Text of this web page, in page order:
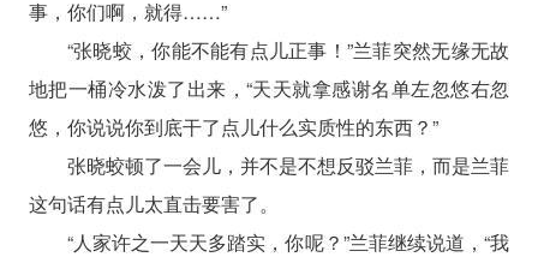
事，你们啊，就得……”
“张晓蛟，你能不能有点儿正事！”兰菲突然无缘无故
地把一桶冷水泼了出来，“天天就拿感谢名单左忽悠右忽
悠，你说说你到底干了点儿什么实质性的东西？”
张晓蛟顿了一会儿，并不是不想反驳兰菲，而是兰菲
这句话有点儿太直击要害了。
“人家许之一天天多踏实，你呢？”兰菲继续说道，“我